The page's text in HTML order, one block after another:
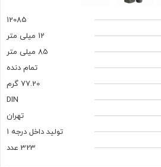
12085
12 میلی متر
85 میلی متر
تمام دنده
77.20 گرم
DIN
تهران
تولید داخل درجه 1
323 عدد